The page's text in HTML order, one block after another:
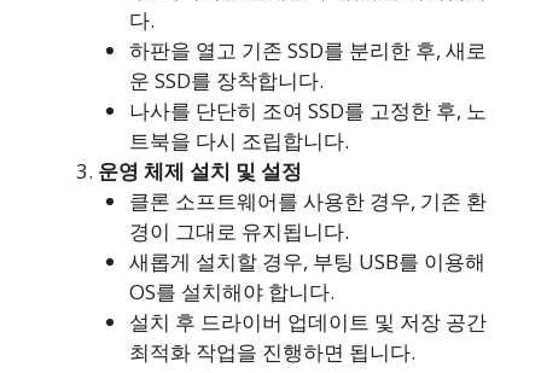
다.
하판을 열고 기존 SSD를 분리한 후, 새로
운 SSD를 장착합니다.
나사를 단단히 조여 SSD를 고정한 후, 노
트북을 다시 조립합니다.
운영 체제 설치 및 설정
클론 소프트웨어를 사용한 경우, 기존 환
경이 그대로 유지됩니다.
새롭게 설치할 경우, 부팅 USB를 이용해
OS를 설치해야 합니다.
설치 후 드라이버 업데이트 및 저장 공간
최적화 작업을 진행하면 됩니다.